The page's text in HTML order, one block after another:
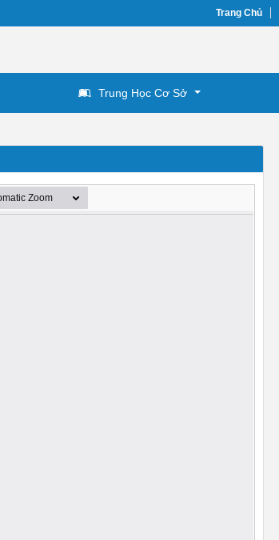
Trang Chủ
Trung Học Cơ Sở